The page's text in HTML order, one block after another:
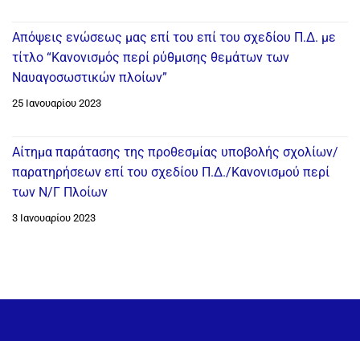
Απόψεις ενώσεως μας επί του επί του σχεδίου Π.Δ. με
τίτλο “Κανονισμός περί ρύθμισης θεμάτων των
Ναυαγοσωστικών πλοίων”
25 Ιανουαρίου 2023
Αίτημα παράτασης της προθεσμίας υποβολής σχολίων/
παρατηρήσεων επί του σχεδίου Π.Δ./Κανονισμού περί
των Ν/Γ Πλοίων
3 Ιανουαρίου 2023